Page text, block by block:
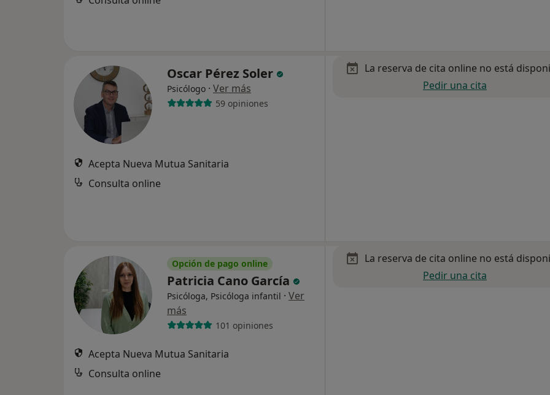
Oscar Pérez Soler
Psicólogo · Ver más
59 opiniones
Acepta Nueva Mutua Sanitaria
Consulta online
La reserva de cita online no está
Pedir una cita
Opción de pago online
Patricia Cano García
Psicóloga, Psicóloga infantil · Ver
más
101 opiniones
Acepta Nueva Mutua Sanitaria
Consulta online
La reserva de cita online no está
Pedir una cita